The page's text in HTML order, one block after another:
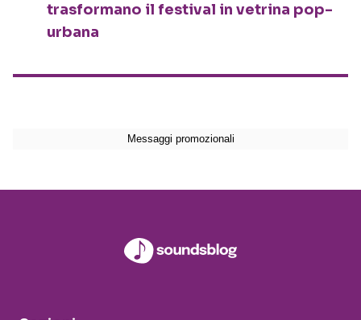
trasformano il festival in vetrina pop-
urbana